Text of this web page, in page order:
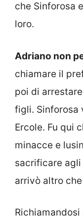
che Sinforosa
loro.
Adriano non
chiamare il
poi di
figli. Sinforosa
Ercole. Fu qui
minacce e
sacrificare agli
arrivò altro
Richiamandosi